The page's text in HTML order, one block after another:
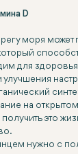
D
моря может
для
на
это
нужно с